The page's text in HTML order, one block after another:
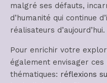
malgré ses défauts,
d’humanité qui continue
réalisateurs d’aujourd’hui.
Pour enrichir votre
également envisager
thématiques: réflexions